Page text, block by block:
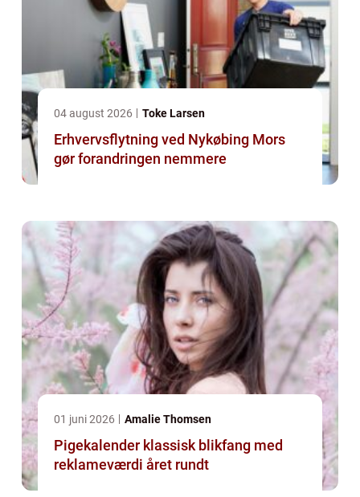
04 august 2026 Toke Larsen
Erhvervsflytning ved Nykøbing Mors
gør forandringen nemmere
01 juni 2026 Amalie Thomsen
Pigekalender klassisk blikfang med
reklameværdi året rundt